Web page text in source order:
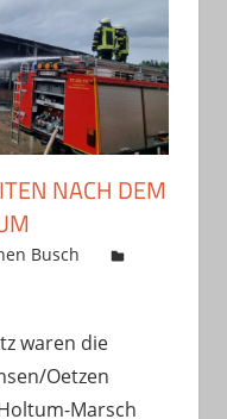
NACH DEM
Busch
waren die
Oetzen
Marsch